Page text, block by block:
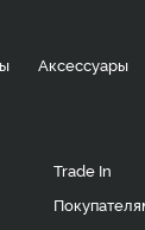
Аксессуары
Trade In